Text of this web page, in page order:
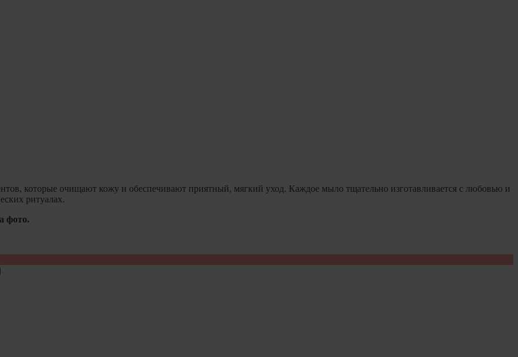
которые очищают кожу и обеспечивают приятный, мягкий уход. Каждое мыло тщательно изготавливается с любовью и
ритуалах.
фото.